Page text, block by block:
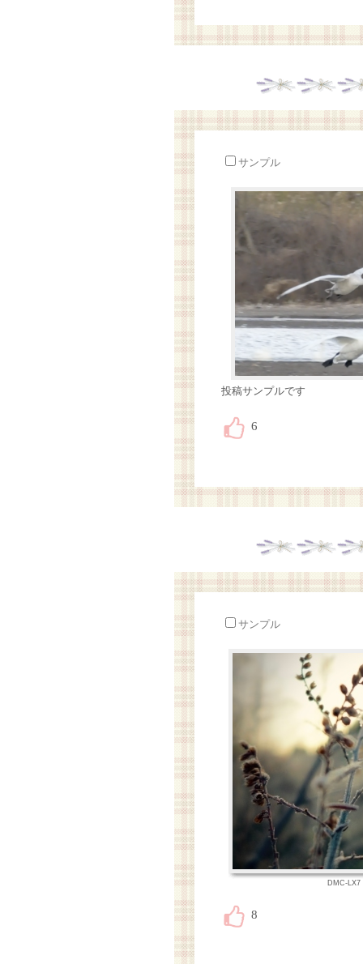
サンプル
投稿サンプルです
サンプル
DMC-